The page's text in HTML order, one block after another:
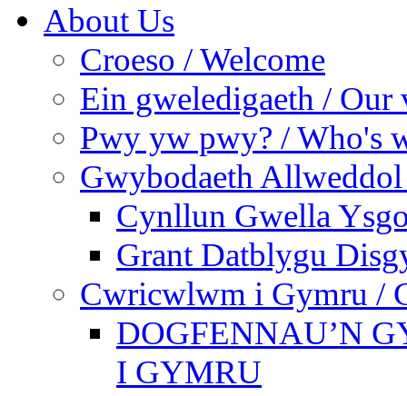
About Us
Croeso / Welcome
Ein gweledigaeth / Our
Pwy yw pwy? / Who's
Gwybodaeth
Cynllun Gwella
Grant Datblygu
Cwricwlwm i Gymru /
DOGFENNAU’N
I GYMRU